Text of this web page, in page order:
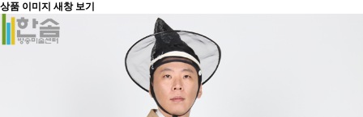
상품 이미지 새창 보기